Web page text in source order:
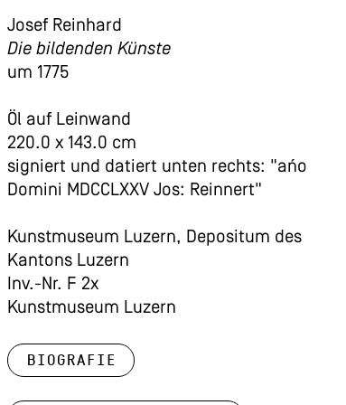
Josef Reinhard
Die bildenden Künste
um 1775
Öl auf Leinwand
220.0 x 143.0 cm
signiert und datiert unten rechts: "ańo
Domini MDCCLXXV Jos: Reinnert"
Kunstmuseum Luzern, Depositum des
Kantons Luzern
Inv.-Nr. F 2x
Kunstmuseum Luzern
Biografie